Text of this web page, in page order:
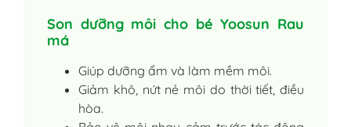
Son dưỡng môi cho bé Yoosun Rau
má
Giúp dưỡng ẩm và làm mềm môi.
Giảm khô, nứt nẻ môi do thời tiết, điều
hòa.